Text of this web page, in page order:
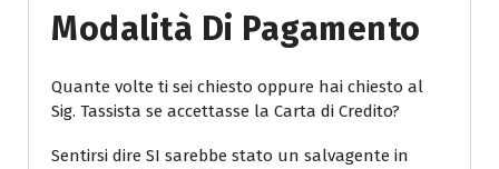
Modalità Di Pagamento
Quante volte ti sei chiesto oppure hai chiesto al
Sig. Tassista se accettasse la Carta di Credito?
Sentirsi dire SI sarebbe stato un salvagente in